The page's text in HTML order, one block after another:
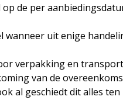
de per
wanneer uit enige
verpakking en
van de
al geschiedt dit alles ten